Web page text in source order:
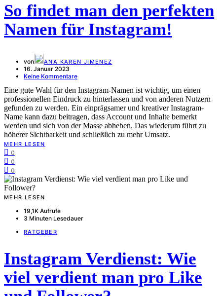
So findet man den perfekten
Namen für Instagram!
von ANA KAREN JIMENEZ
16. Januar 2023
Keine Kommentare
Eine gute Wahl für den Instagram-Namen ist wichtig, um einen
professionellen Eindruck zu hinterlassen und von anderen Nutzern
gefunden zu werden. Ein einprägsamer und kreativer Instagram-
Name kann dazu beitragen, dass Account und Inhalte bemerkt
werden und sich von der Masse abheben. Das wiederum führt zu
höherer Sichtbarkeit und schließlich zu mehr Umsatz.
MEHR LESEN
0
0
0
MEHR LESEN
19,1K Aufrufe
3 Minuten Lesedauer
RATGEBER
Instagram Verdienst: Wie
viel verdient man pro Like